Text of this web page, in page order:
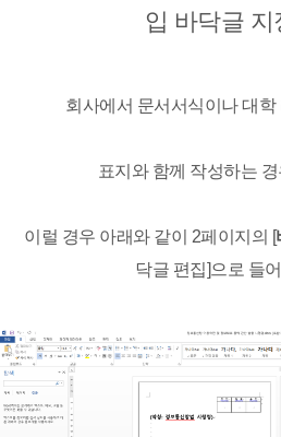
입 바닥글 지
회사에서 문서서식이나 대학
표지와 함께 작성하는
이럴 경우 아래와 같이 2페이지의 [
닥글 편집]으로 들